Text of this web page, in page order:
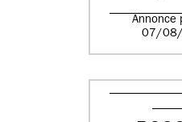
Annonce
07/